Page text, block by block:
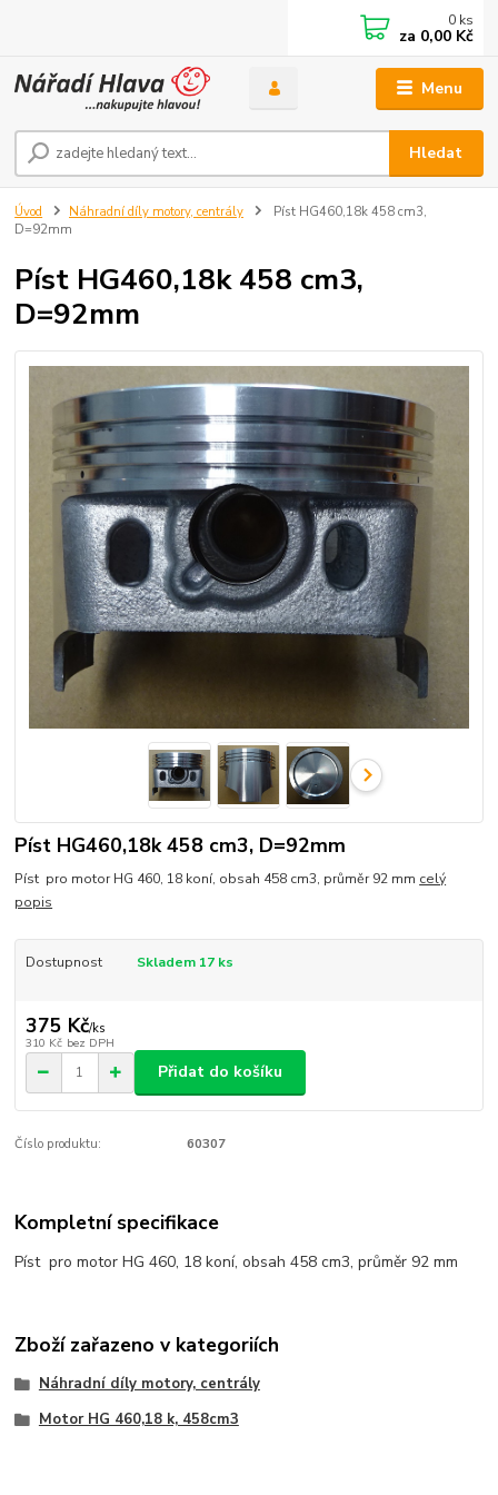
Menu
Hledat
0 ks
za 0,00 Kč
Úvod Náhradní díly motory, centrály
Píst HG460,18k 458 cm3,
D=92mm
Píst HG460,18k 458 cm3,
D=92mm
Píst HG460,18k 458 cm3, D=92mm
Píst pro motor HG 460, 18 koní, obsah 458 cm3, průměr 92 mm celý
popis
Dostupnost Skladem 17 ks
375 Kč/ks
310 Kč bez DPH
Přidat do košíku
Číslo produktu: 60307
Kompletní specifikace
Píst pro motor HG 460, 18 koní, obsah 458 cm3, průměr 92 mm
Zboží zařazeno v kategoriích
Náhradní díly motory, centrály
Motor HG 460,18 k, 458cm3